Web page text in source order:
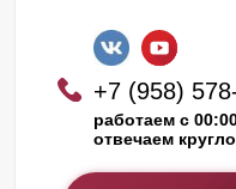
+7 (958)
работаем с
отвечаем